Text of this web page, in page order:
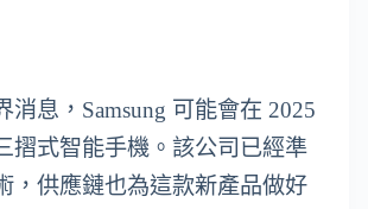
消息，Samsung 可能會在 2025
摺式智能手機。該公司已經準
，供應鏈也為這款新產品做好